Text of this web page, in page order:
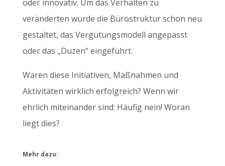
oder innovativ. Um das Verhalten zu
veränderten wurde die Bürostruktur schon neu
gestaltet, das Vergütungsmodell angepasst
oder das „Duzen“ eingeführt.
Waren diese Initiativen, Maßnahmen und
Aktivitäten wirklich erfolgreich? Wenn wir
ehrlich miteinander sind: Häufig nein! Woran
liegt dies?
Mehr dazu: